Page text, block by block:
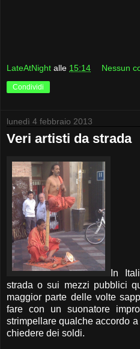
LateAtNight alle 15:14 Nessun
Condividi
lunedì 4 febbraio 2013
Veri artisti da strada
In
strada o sui mezzi pubblici
maggior parte delle volte
fare con un suonatore
strimpellare qualche accordo
chiedere dei soldi.